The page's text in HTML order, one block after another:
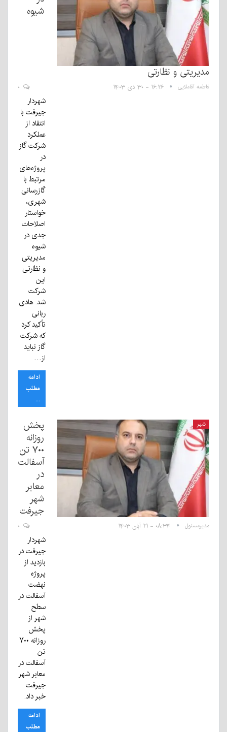
شیوه
مدیریتی و نظارتی
فاطمه آقاملایی ۱۶:۲۶ - ۳۰ دی ۱۴۰۳
شهردار
جیرفت با
انتقاد از
عملکرد
شرکت گاز
در
پروژه‌های
مرتبط با
گازرسانی
شهری،
خواستار
اصلاحات
جدی در
شیوه
مدیریتی
و نظارتی
این
شرکت
شد. هادی
ربانی
تأکید کرد
که شرکت
گاز نباید
از…
ادامه
مطلب
...
شهر
پخش
روزانه
۷۰۰ تن
آسفالت
در
معابر
شهر
جیرفت
مدیرمسئول ۰۸:۳۴ - ۲۱ آبان ۱۴۰۳
شهردار
جیرفت در
بازدید از
پروژه
نهضت
آسفالت در
سطح
شهر از
پخش
روزانه ۷۰۰
تن
آسفالت در
معابر شهر
جیرفت
خبر داد.
ادامه
مطلب